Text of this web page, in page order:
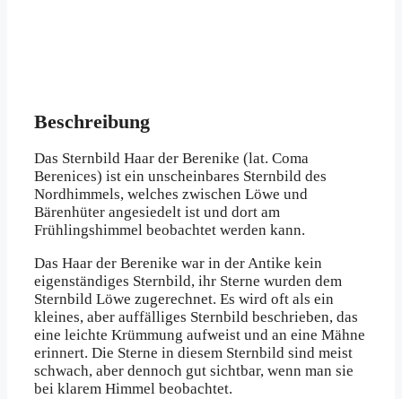
Beschreibung
Das Sternbild Haar der Berenike (lat. Coma
Berenices) ist ein unscheinbares Sternbild des
Nordhimmels, welches zwischen Löwe und
Bärenhüter angesiedelt ist und dort am
Frühlingshimmel beobachtet werden kann.
Das Haar der Berenike war in der Antike kein
eigenständiges Sternbild, ihr Sterne wurden dem
Sternbild Löwe zugerechnet. Es wird oft als ein
kleines, aber auffälliges Sternbild beschrieben, das
eine leichte Krümmung aufweist und an eine Mähne
erinnert. Die Sterne in diesem Sternbild sind meist
schwach, aber dennoch gut sichtbar, wenn man sie
bei klarem Himmel beobachtet.